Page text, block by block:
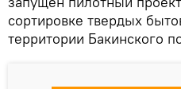
сортировке твердых
территории Бакинского